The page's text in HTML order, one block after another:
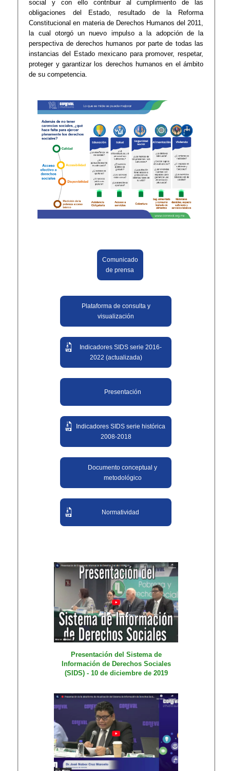
social y con ello contribuir al cumplimiento de las
obligaciones del Estado, resultado de la Reforma
Constitucional en materia de Derechos Humanos del 2011,
la cual otorgó un nuevo impulso a la adopción de la
perspectiva de derechos humanos por parte de todas las
instancias del Estado mexicano para promover, respetar,
proteger y garantizar los derechos humanos en el ámbito
de su competencia.
Comunicado
de prensa
Plataforma de consulta y
visualización
Indicadores SIDS serie 2016-
2022 (actualizada)
Presentación
Indicadores SIDS serie histórica
2008-2018
Documento conceptual y
metodológico
Normatividad
Presentación del Sistema de
Información de Derechos Sociales
(SIDS) - 10 de diciembre de 2019